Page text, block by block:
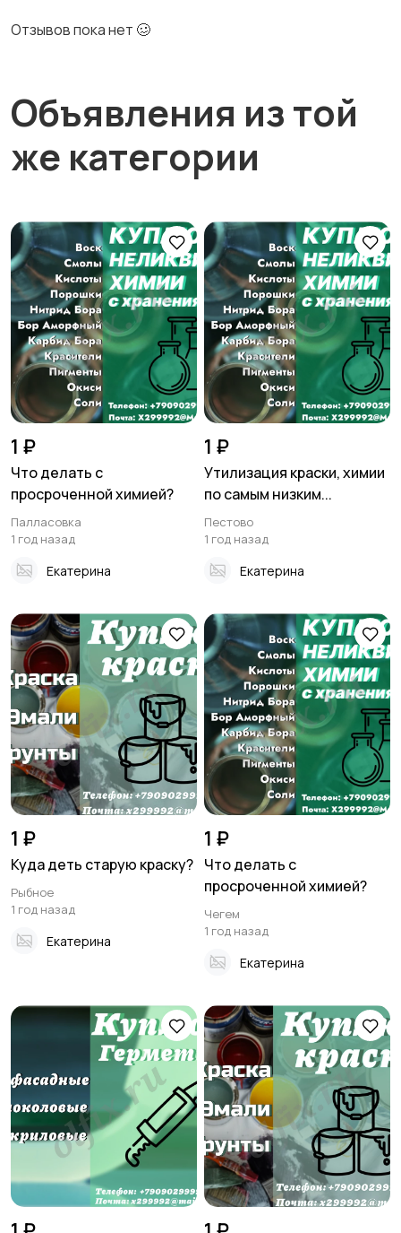
Отзывов пока нет 🥴
Объявления из той
же категории
1 ₽
Что делать с
просроченной химией?
Палласовка
1 год назад
Екатерина
1 ₽
Утилизация краски, химии
по самым низким...
Пестово
1 год назад
Екатерина
1 ₽
Куда деть старую краску?
Рыбное
1 год назад
Екатерина
1 ₽
Что делать с
просроченной химией?
Чегем
1 год назад
Екатерина